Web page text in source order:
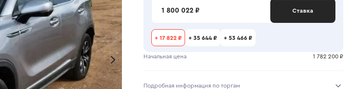
1 800 022 ₽ Ставка
+ 17 822 ₽ + 35 644 ₽ + 53 466 ₽
Начальная цена 1 782 200 ₽
Подробная информация по торгам